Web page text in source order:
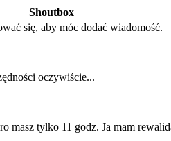
Shoutbox
się, aby móc dodać wiadomość.
oczywiście...
masz tylko 11 godz. Ja mam